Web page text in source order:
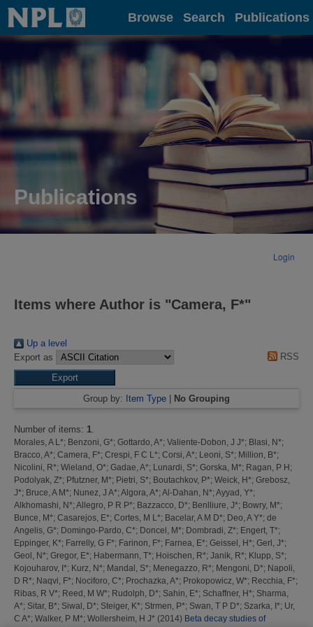
Home Browse Search Publications
Publications
Login
Items where Author is "Camera, F*"
Up a level
Export as
RSS
Group by: Item Type | No Grouping
Number of items: 1
Morales, A L*; Benzoni, G*; Gottardo, A*; Valiente-Dobon, J J*; Blasi, N*;
Bracco, A*; Camera, F*; Crespi, F C L*; Corsi, A*; Leoni, S*; Million, B*;
Nicolini, R*; Wieland, O*; Gadae, A*; Lunardi, S*; Gorska, M*; Ragan, P H;
Podolyak, Z*; Pfutzner, M*; Pietri, S*; Boutachkov, P*; Weick, H*; Grebosz,
J*; Bruce, A M*; Nunez, J A*; Algora, A*; Al-Dahan, N*; Ayyad, Y*;
Alkhomashi, N*; Allegro, P R P*; Bazzacco, D*; Benlliure, J*; Bowry, M*;
Bunce, M*; Casarejos, E*; Cortes, M L*; Bacelar, A M D*; Deo, A Y*; de
Angelis, G*; Domingo-Pardo, C*; Doncel, M*; Dombradi, Z*; Engert, T*;
Eppinger, K*; Farrelly, G F*; Farinon, F*; Farnea, E*; Geissel, H*; Gerl, J*;
Geol, N*; Gregor, E*; Habermann, T*; Hoischen, R*; Janik, R*; Klupp, S*;
Kojouharov, I*; Kurz, N*; Mandal, S*; Menegazzo, R*; Mengoni, D*; Napoli,
D R*; Naqvi, F*; Nociforo, C*; Prochazka, A*; Prokopowicz, W*; Recchia, F*;
Ribas, R V*; Reed, M W*; Rudolph, D*; Sahin, E*; Schaffner, H*; Sharma,
A*; Sitar, B*; Siwal, D*; Steiger, K*; Strmen, P*; Swan, T P D*; Szarka, I*; Ur,
C A*; Walker, P M*; Wollersheim, H J* (2014) Beta decay studies of